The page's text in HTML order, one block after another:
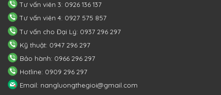
Tư vấn viên 3: 0926 136 137
Tư vấn viên 4: 0927 575 857
Tư vấn cho Đại Lý: 0937 296 297
Kỹ thuật: 0947 296 297
Bảo hành: 0966 296 297
Hotline: 0909 296 297
Email: nangluongthegioi@gmail.com